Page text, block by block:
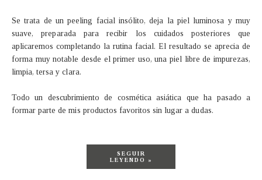
Se trata de un peeling facial insólito, deja la piel luminosa y muy
suave, preparada para recibir los cuidados posteriores que
aplicaremos completando la rutina facial. El resultado se aprecia de
forma muy notable desde el primer uso, una piel libre de impurezas,
limpia, tersa y clara.
Todo un descubrimiento de cosmética asiática que ha pasado a
formar parte de mis productos favoritos sin lugar a dudas.
SEGUIR
LEYENDO »